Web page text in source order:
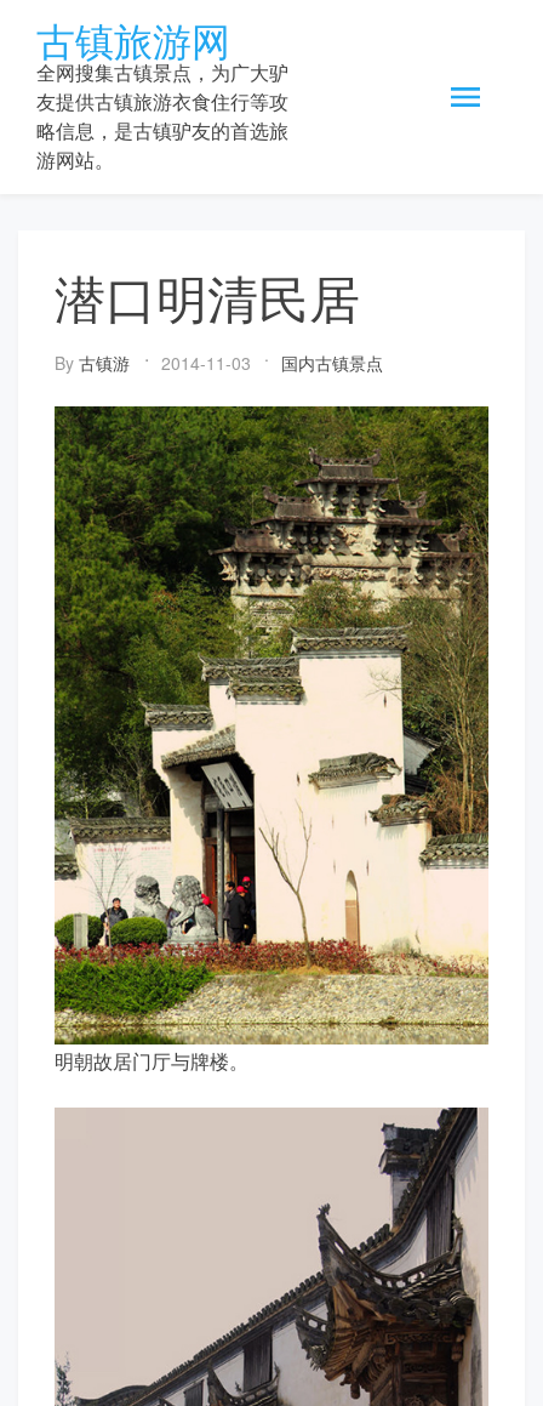
content
古镇旅游网
全网搜集古镇景点，为广大驴
友提供古镇旅游衣食住行等攻
略信息，是古镇驴友的首选旅
游网站。
潜口明清民居
By 古镇游 2014-11-03 国内古镇景点
明朝故居门厅与牌楼。